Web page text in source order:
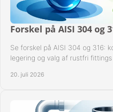
Forskel på AISI 304 og
Se forskel på AISI 304 og 316:
legering og valg af rustfri
20. juli 2026